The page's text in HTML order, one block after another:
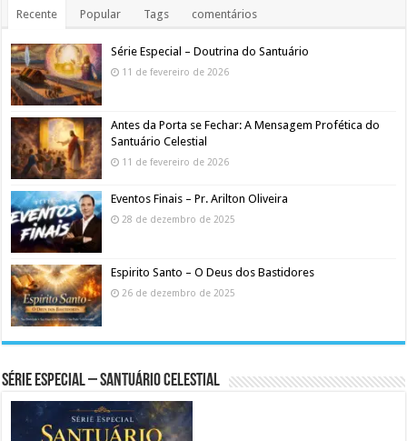
Recente Popular Tags comentários
Série Especial – Doutrina do Santuário
11 de fevereiro de 2026
Antes da Porta se Fechar: A Mensagem Profética do
Santuário Celestial
11 de fevereiro de 2026
Eventos Finais – Pr. Arilton Oliveira
28 de dezembro de 2025
Espirito Santo – O Deus dos Bastidores
26 de dezembro de 2025
Série Especial – Santuário Celestial